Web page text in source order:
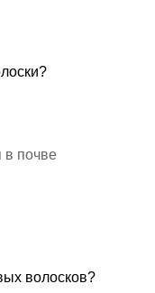
в почве
волосков?